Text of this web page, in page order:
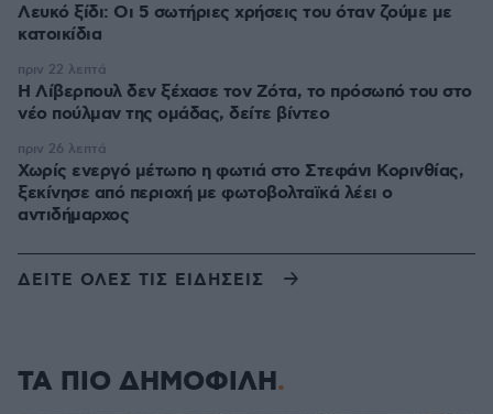
Λευκό ξίδι: Οι 5 σωτήριες χρήσεις του όταν ζούμε με
κατοικίδια
Η Λίβερπουλ δεν ξέχασε τον Ζότα, το πρόσωπό του στο
νέο πούλμαν της ομάδας, δείτε βίντεο
πριν 22 λεπτά
Χωρίς ενεργό μέτωπο η φωτιά στο Στεφάνι Κορινθίας,
ξεκίνησε από περιοχή με φωτοβολταϊκά λέει ο
αντιδήμαρχος
πριν 26 λεπτά
ΔΕΙΤΕ ΟΛΕΣ ΤΙΣ ΕΙΔΗΣΕΙΣ
ΤΑ ΠΙΟ ΔΗΜΟΦΙΛΗ